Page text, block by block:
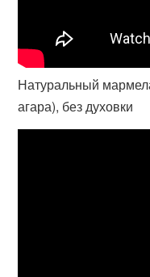
Натуральный
агара), без духовки